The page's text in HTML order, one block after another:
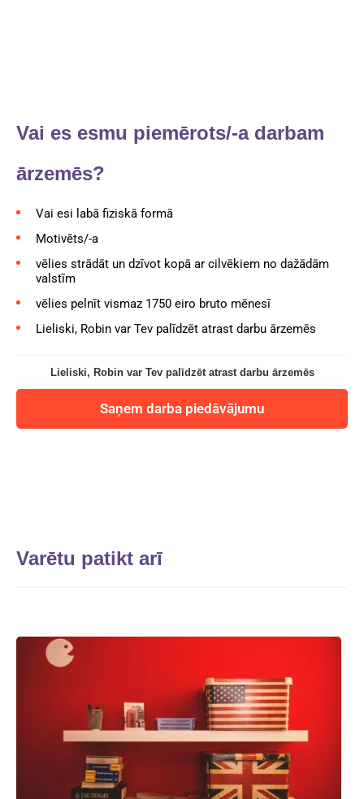
Vai es esmu piemērots/-a darbam
ārzemēs?
Vai esi labā fiziskā formā
Motivēts/-a
vēlies strādāt un dzīvot kopā ar cilvēkiem no dažādām
valstīm
vēlies pelnīt vismaz 1750 eiro bruto mēnesī
Lieliski, Robin var Tev palīdzēt atrast darbu ārzemēs
Lieliski, Robin var Tev palīdzēt atrast darbu ārzemēs
Saņem darba piedāvājumu
Varētu patikt arī